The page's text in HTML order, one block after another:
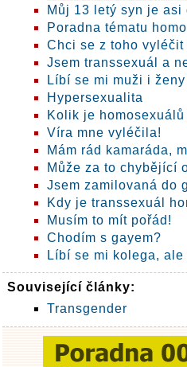
Můj 13 letý syn je asi
Poradna tématu
Chci se z toho vyléčit
Jsem transsexuál a
Líbí se mi muži i ženy
Hypersexualita
Kolik je
Víra mne vyléčila!
Mám rád kamaráda,
Může za to chybějící
Jsem zamilovaná do
Kdy je transsexuál
Musím to mít pořád!
Chodím s gayem?
Líbí se mi kolega,
Související články:
Transgender